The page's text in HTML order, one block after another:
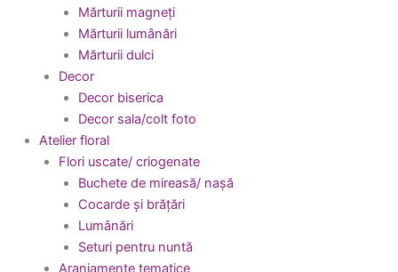
Mărturii magneți
Mărturii lumânări
Mărturii dulci
Decor
Decor biserica
Decor sala/colt foto
Atelier floral
Flori uscate/ criogenate
Buchete de mireasă/ nașă
Cocarde și brățări
Lumânări
Seturi pentru nuntă
Aranjamente tematice